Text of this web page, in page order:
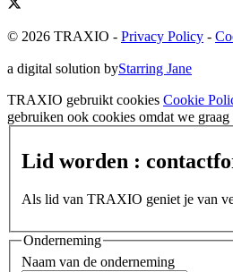
© 2026 TRAXIO - Privacy Policy -
a digital solution byStarring Jane
TRAXIO gebruikt cookies Cookie
gebruiken ook cookies omdat we
Lid worden :
Als lid van TRAXIO geniet je van
Onderneming
Naam van de onderneming